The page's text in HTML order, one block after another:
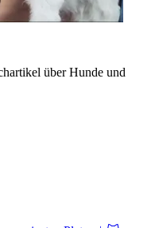
über Hunde und